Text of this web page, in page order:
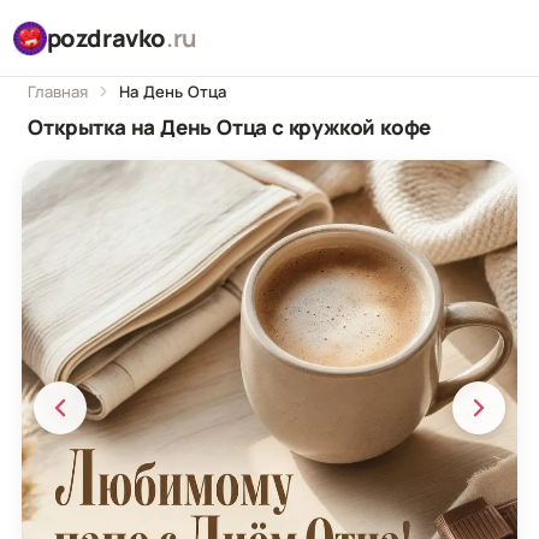
pozdravko.ru
Главная На День Отца
Открытка на День Отца с кружкой кофе